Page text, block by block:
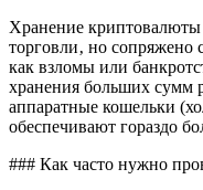
Хранение
торговли‚ но
как взломы или
хранения больших сумм
аппаратные кошельки
обеспечивают гораздо
### Как часто нужно